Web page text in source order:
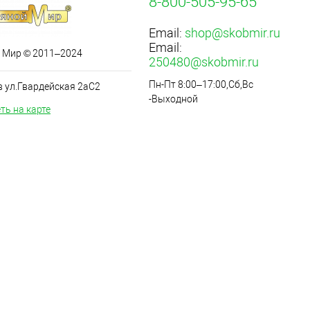
Мир © 2011–2024
ул.Гвардейская 2аС2
на карте
Email: shop@skobmir.ru
Email:
250480@skobmir.ru
Пн-Пт 8:00–17:00,Сб,Вс
-Выходной